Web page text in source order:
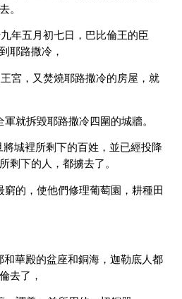
。
年五月初七日，巴比倫王的臣
耶路撒冷，
宮，又焚燒耶路撒冷的房屋，就
就拆毀耶路撒冷四圍的城牆。
城裡所剩下的百姓，並已經投降
剩下的人，都擄去了。
的，使他們修理葡萄園，耕種田
華殿的盆座和銅海，迦勒底人都
去了，